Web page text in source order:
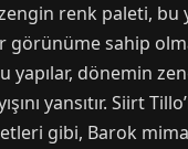
renk paleti, bu
sahip
yapılar, dönemin
yansıtır. Siirt
gibi, Barok